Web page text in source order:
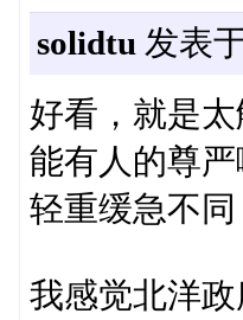
solidtu 发表
好看，就是
能有人的尊
轻重缓急不
我感觉北洋